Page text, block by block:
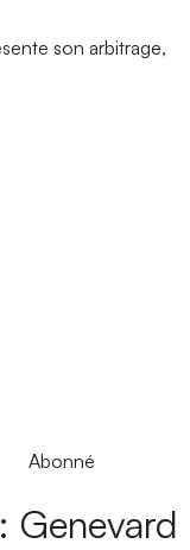
son arbitrage,
Abonné
Genevard